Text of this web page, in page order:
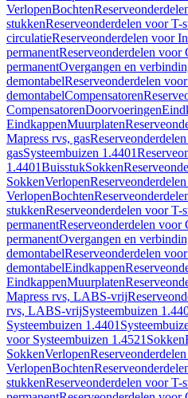
VerlopenBochten
stukkenReserveonderdelen voor T-
circulatieReserveonderdelen voor
permanentReserveonderdelen voor
permanentOvergangen en
demontabelReserveonderdelen
demontabelCompensatoren
CompensatorenDoorvoeringen
EindkappenMuurplaten
Mapress rvs, gas
gasSysteembuizen 1.4401
1.4401BuisstukSokken
SokkenVerlopen
VerlopenBochten
stukkenReserveonderdelen voor T-
permanentReserveonderdelen voor
permanentOvergangen en
demontabelReserveonderdelen
demontabelEindkappen
EindkappenMuurplaten
Mapress rvs, LABS-vrij
rvs, LABS-vrijSysteembuizen
Systeembuizen 1.4401
voor Systeembuizen 1.4521 Sokken
SokkenVerlopen
VerlopenBochten
stukkenReserveonderdelen voor T-